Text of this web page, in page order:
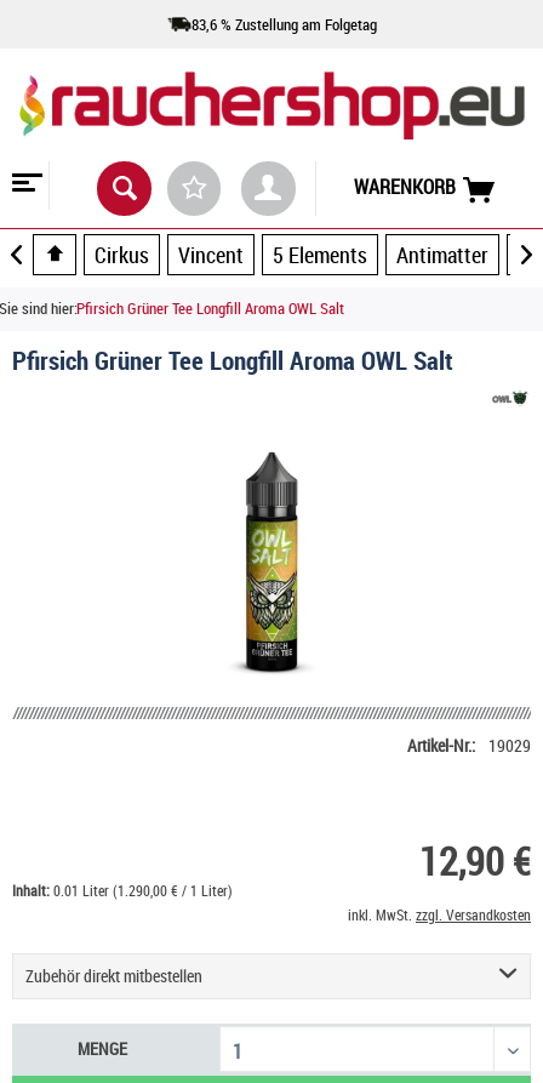
83,6 % Zustellung am Folgetag
WARENKORB
Cirkus Vincent 5 Elements Antimatter
Sie sind hier:Pfirsich Grüner Tee Longfill Aroma OWL Salt
Pfirsich Grüner Tee Longfill Aroma OWL Salt
Artikel-Nr.: 19029
12,90 €
Inhalt:0.01 Liter (1.290,00 € / 1 Liter)
inkl. MwSt. zzgl. Versandkosten
Zubehör direkt mitbestellen
Nikotin Shot 20 mg/ml UltraBio
6,50 €
Nikotinsalz Shot UltraBio 20 mg/ml
6,90 €
MENGE